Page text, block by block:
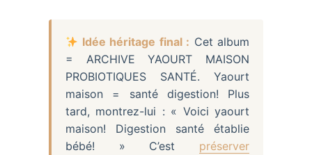
Idée héritage final : Cet album
= ARCHIVE YAOURT MAISON
PROBIOTIQUES SANTÉ. Yaourt
maison = santé digestion! Plus
tard, montrez-lui : « Voici yaourt
maison! Digestion santé établie
bébé! » C’est préserver